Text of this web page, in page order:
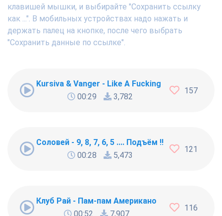
клавишей мышки, и выбирайте "Сохранить ссылку
как ...". В мобильных устройствах надо нажать и
держать палец на кнопке, после чего выбрать
"Сохранить данные по ссылке".
Kursiva & Vanger - Like A Fucking Newbie
00:29
3,782
157
Соловей - 9, 8, 7, 6, 5 .... Подъём !!!
00:28
5,473
121
Клуб Рай - Пам-пам Американо
00:52
7,907
116